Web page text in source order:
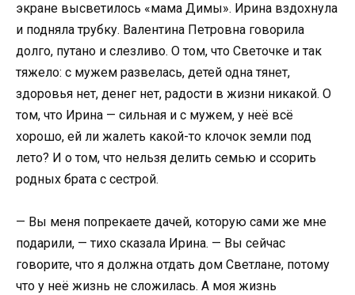
экране высветилось «мама Димы». Ирина вздохнула
и подняла трубку. Валентина Петровна говорила
долго, путано и слезливо. О том, что Светочке и так
тяжело: с мужем развелась, детей одна тянет,
здоровья нет, денег нет, радости в жизни никакой. О
том, что Ирина — сильная и с мужем, у неё всё
хорошо, ей ли жалеть какой-то клочок земли под
лето? И о том, что нельзя делить семью и ссорить
родных брата с сестрой.
— Вы меня попрекаете дачей, которую сами же мне
подарили, — тихо сказала Ирина. — Вы сейчас
говорите, что я должна отдать дом Светлане, потому
что у неё жизнь не сложилась. А моя жизнь